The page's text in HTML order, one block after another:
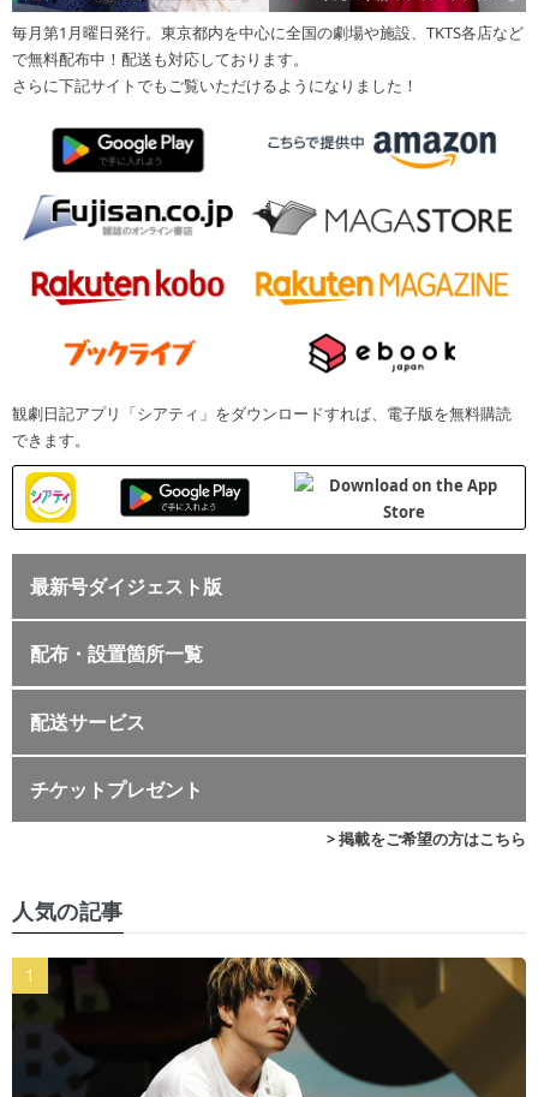
毎月第1月曜日発行。東京都内を中心に全国の劇場や施設、TKTS各店など
で無料配布中！配送も対応しております。
さらに下記サイトでもご覧いただけるようになりました！
観劇日記アプリ「シアティ」をダウンロードすれば、電子版を無料購読
できます。
最新号ダイジェスト版
配布・設置箇所一覧
配送サービス
チケットプレゼント
> 掲載をご希望の方はこちら
人気の記事